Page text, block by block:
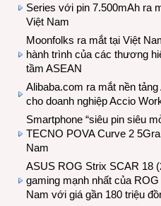
Series với pin 7.500mAh ra
Việt Nam
Moonfolks ra mắt tại Việt
hành trình của các thương
tầm ASEAN
Alibaba.com ra mắt nền tảng
cho doanh nghiệp Accio
Smartphone “siêu pin siêu
TECNO POVA Curve 2
Nam
ASUS ROG Strix SCAR 18
gaming mạnh nhất của ROG
Nam với giá gần 180 triệu